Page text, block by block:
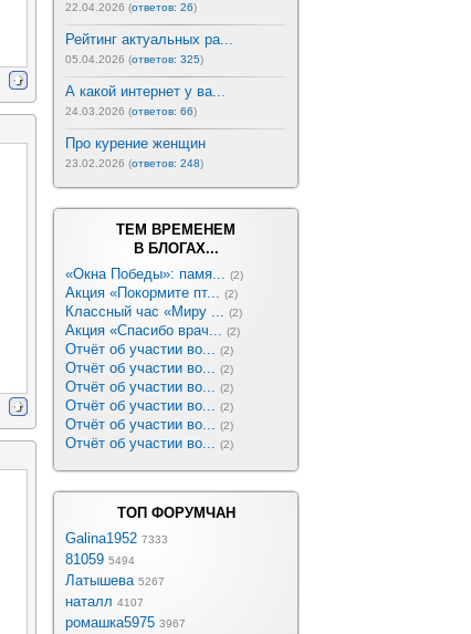
22.04.2026 (ответов: 26)
Рейтинг актуальных ра...
05.04.2026 (ответов: 325)
А какой интернет у ва...
24.03.2026 (ответов: 66)
Про курение женщин
23.02.2026 (ответов: 248)
ТЕМ ВРЕМЕНЕМ
В БЛОГАХ...
«Окна Победы»: памя... (2)
Акция «Покормите пт... (2)
Классный час «Миру ... (2)
Акция «Спасибо врач... (2)
Отчёт об участии во... (2)
Отчёт об участии во... (2)
Отчёт об участии во... (2)
Отчёт об участии во... (2)
Отчёт об участии во... (2)
Отчёт об участии во... (2)
ТОП ФОРУМЧАН
Galina1952 7333
81059 5494
Латышева 5267
наталл 4107
ромашка5975 3967